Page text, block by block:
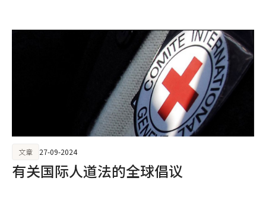
有关国际人道法的全球倡议
文章 27-09-2024